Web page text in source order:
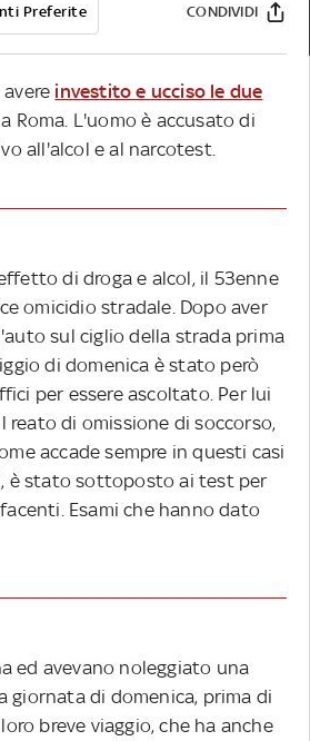
Preferite CONDIVIDI
investito e ucciso le due
Roma. L'uomo è accusato di
all'alcol e al narcotest.
di droga e alcol, il 53enne
omicidio stradale. Dopo aver
sul ciglio della strada prima
di domenica è stato però
per essere ascoltato. Per lui
di omissione di soccorso,
accade sempre in questi casi
è stato sottoposto ai test per
Esami che hanno dato
ed avevano noleggiato una
giornata di domenica, prima di
breve viaggio, che ha anche